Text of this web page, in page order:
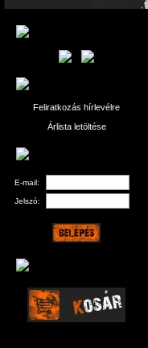
Feliratkozás hírlevélre
Árlista letöltése
E-mail:
Jelszó: